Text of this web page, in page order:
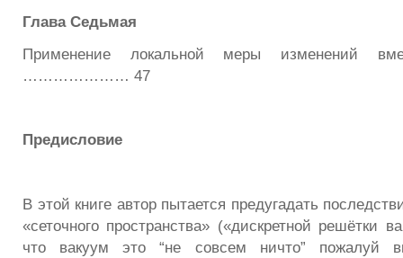
Глава Седьмая
Применение локальной меры изменений
………………… 47
Предисловие
В этой книге автор пытается предугадать
«сеточного пространства» («дискретной решётки
что вакуум это “не совсем ничто” пожалуй